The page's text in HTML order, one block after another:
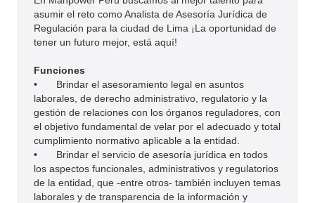
asumir el reto como Analista de Asesoría Jurídica de
Regulación para la ciudad de Lima ¡La oportunidad de
tener un futuro mejor, está aquí!
Funciones
•
Brindar el asesoramiento legal en asuntos
laborales, de derecho administrativo, regulatorio y la
gestión de relaciones con los órganos reguladores, con
el objetivo fundamental de velar por el adecuado y total
cumplimiento normativo aplicable a la entidad.
•
Brindar el servicio de asesoría jurídica en todos
los aspectos funcionales, administrativos y regulatorios
de la entidad, que -entre otros- también incluyen temas
laborales y de transparencia de la información y